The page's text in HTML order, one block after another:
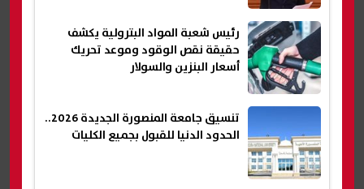
رئيس شعبة المواد البترولية يكشف
حقيقة نقص الوقود وموعد تحريك
أسعار البنزين والسولار
تنسيق جامعة المنصورة الجديدة 2026..
الحدود الدنيا للقبول بجميع الكليات